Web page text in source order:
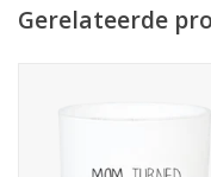
uit de wasmachine
Gerelateerde